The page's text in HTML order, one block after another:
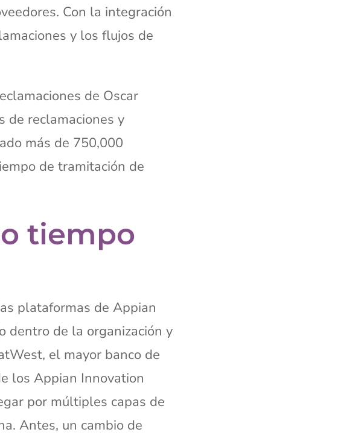
Con la integración
y los flujos de
de Oscar
de reclamaciones y
más de 750,000
de tramitación de
tiempo
plataformas de Appian
dentro de la organización y
el mayor banco de
los Appian Innovation
por múltiples capas de
Antes, un cambio de